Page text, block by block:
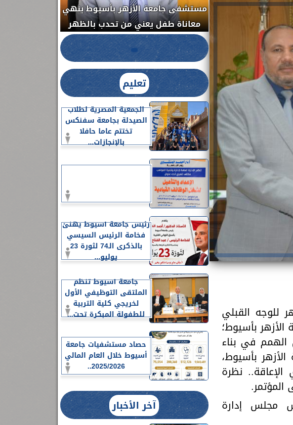
للوجه القبلي
الأزهر بأسيوط؛
في بناء
الأزهر بأسيوط،
نظرة
مجلس إدارة
مستشفى جامعة الأزهر بأسيوط ينهي
معاناة طفل يعني من تحدب بالظهر
المصرية يشن حملة رقابية مكبرة
لضبط المنشآت الطبية المخالفة
تعليم
الجمعية المصرية لطلاب
الصيدلة بجامعة سفنكس
تختتم عاما حافلا
بالإنجازات...
رئيس جامعة أسيوط يهنئ
فخامة الرئيس السيسي
بالذكرى الـ74 لثورة 23
يوليو...
جامعة أسيوط تنظم
الملتقى التوظيفي الأول
لخريجي كلية التربية
للطفولة المبكرة تحت...
حصاد مستشفيات جامعة
أسيوط خلال العام المالي
2025/2026..
آخر الأخبار